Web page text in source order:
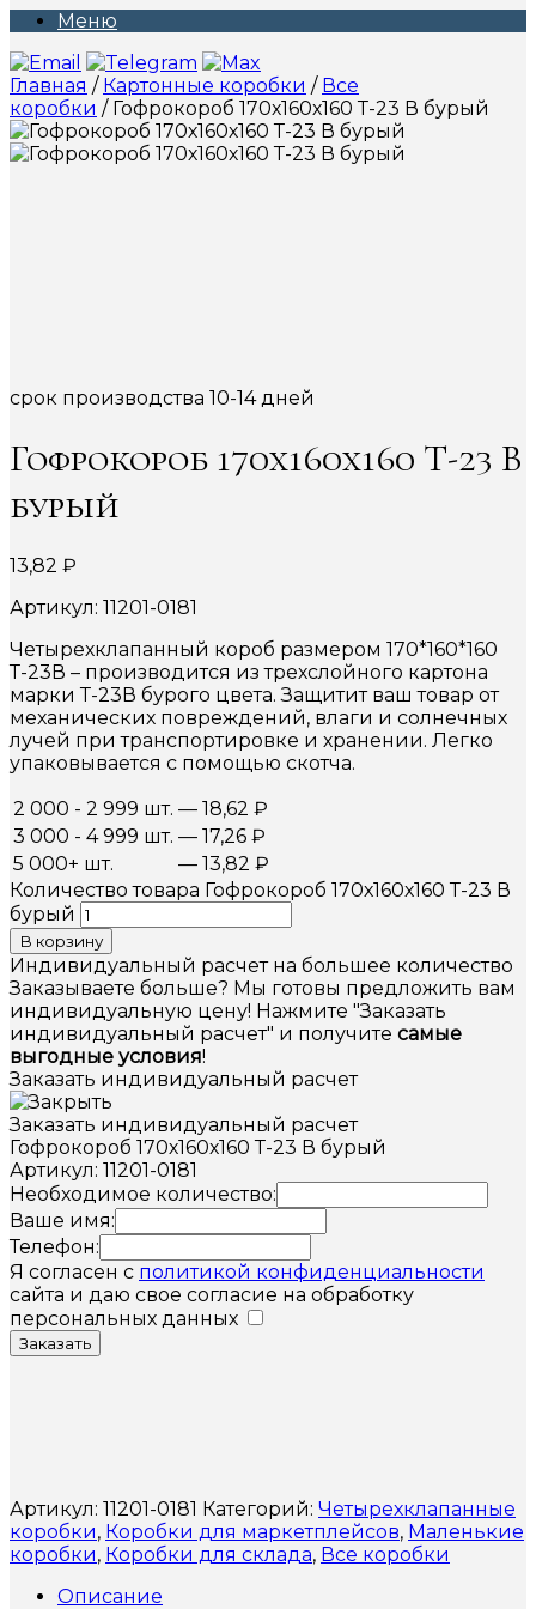
Меню
Главная / Картонные коробки / Все
коробки / Гофрокороб 170х160х160 Т-23 В бурый
срок производства 10-14 дней
Гофрокороб 170х160х160 Т-23 В
бурый
13,82 ₽
Артикул: 11201-0181
Четырехклапанный короб размером 170*160*160
Т-23В – производится из трехслойного картона
марки Т-23В бурого цвета. Защитит ваш товар от
механических повреждений, влаги и солнечных
лучей при транспортировке и хранении. Легко
упаковывается с помощью скотча.
2 000 - 2 999 шт. — 18,62 ₽
3 000 - 4 999 шт. — 17,26 ₽
5 000+ шт.
— 13,82 ₽
Количество товара Гофрокороб 170х160х160 Т-23 В
бурый
В корзину
Индивидуальный расчет на большее количество
Заказываете больше? Мы готовы предложить вам
индивидуальную цену! Нажмите "Заказать
индивидуальный расчет" и получите самые
выгодные условия!
Заказать индивидуальный расчет
Заказать индивидуальный расчет
Гофрокороб 170х160х160 Т-23 В бурый
Артикул: 11201-0181
Необходимое количество:
Ваше имя:
Телефон:
Я согласен с политикой конфиденциальности
сайта и даю свое согласие на обработку
персональных данных
Заказать
Артикул: 11201-0181 Категорий: Четырехклапанные
коробки, Коробки для маркетплейсов, Маленькие
коробки, Коробки для склада, Все коробки
Описание